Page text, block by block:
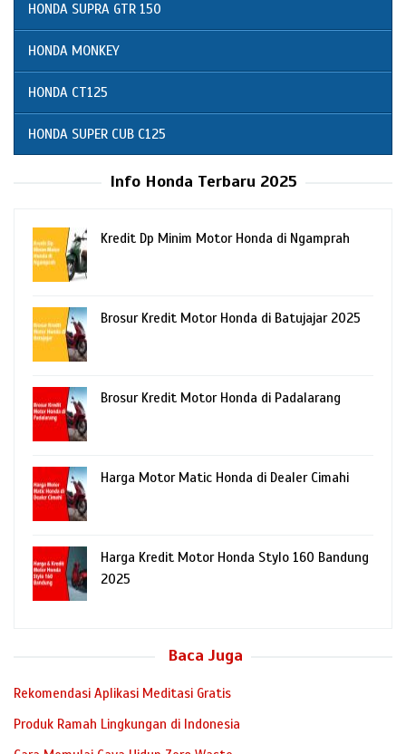
HONDA SUPRA GTR 150
HONDA MONKEY
HONDA CT125
HONDA SUPER CUB C125
Info Honda Terbaru 2025
Kredit Dp Minim Motor Honda di Ngamprah
Brosur Kredit Motor Honda di Batujajar 2025
Brosur Kredit Motor Honda di Padalarang
Harga Motor Matic Honda di Dealer Cimahi
Harga Kredit Motor Honda Stylo 160 Bandung
2025
Baca Juga
Rekomendasi Aplikasi Meditasi Gratis
Produk Ramah Lingkungan di Indonesia